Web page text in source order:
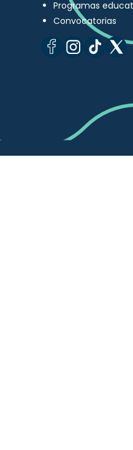
Programas
Convocatorias